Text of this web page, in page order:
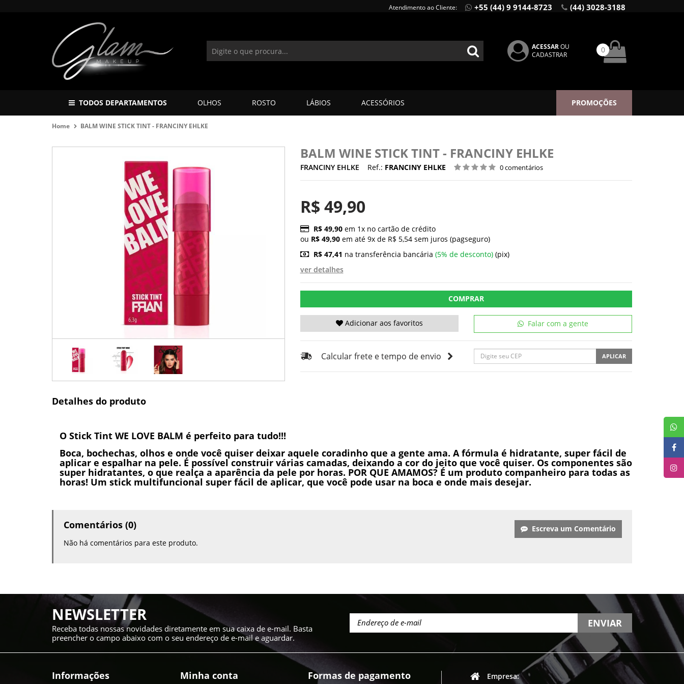
Atendimento ao Cliente: +55 (44) 9 9144-8723 (44) 3028-3188
ACESSAROU
CADASTRAR
0
TODOS DEPARTAMENTOS OLHOS ROSTO LÁBIOS ACESSÓRIOS PROMOÇÕES
Home BALM WINE STICK TINT - FRANCINY EHLKE
BALM WINE STICK TINT - FRANCINY EHLKE
FRANCINY EHLKE Ref.: FRANCINY EHLKE 0 comentários
R$ 49,90
R$ 49,90em 1x no cartão de crédito
ou R$ 49,90em até 9x de R$ 5,54 sem juros (pagseguro)
R$ 47,41 na transferência bancária (5% de desconto)(pix)
ver detalhes
COMPRAR
Adicionar aos favoritos Falar com a gente
Calcular frete e tempo de envio APLICAR
Detalhes do produto
O Stick Tint WE LOVE BALM é perfeito para tudo!!!
Boca, bochechas, olhos e onde você quiser deixar aquele coradinho que a gente ama. A fórmula é hidratante, super fácil de
aplicar e espalhar na pele. É possível construir várias camadas, deixando a cor do jeito que você quiser. Os componentes são
super hidratantes, o que realça a aparência da pele por horas. POR QUE AMAMOS? É um produto companheiro para todas as
horas! Um stick multifuncional super fácil de aplicar, que você pode usar na boca e onde mais desejar.
Comentários (0)
Escreva um Comentário
Não há comentários para este produto.
NEWSLETTER
Receba todas nossas novidades diretamente em sua caixa de e-mail. Basta
preencher o campo abaixo com o seu endereço de e-mail e aguardar.
ENVIAR
Informações Minha conta Formas de pagamento Empresa: